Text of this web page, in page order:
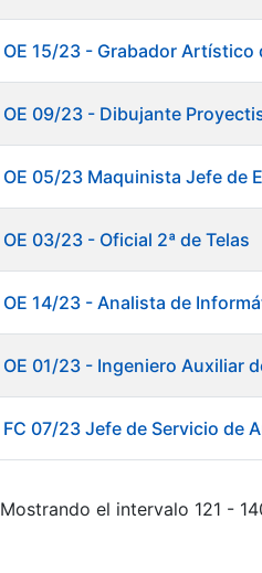
OE 15/23 - Grabador Artístico
OE 09/23 - Dibujante
OE 05/23 Maquinista Jefe de
OE 03/23 - Oficial 2ª de Telas
OE 14/23 - Analista de
OE 01/23 - Ingeniero Auxiliar
FC 07/23 Jefe de Servicio de
Mostrando el intervalo 121 -